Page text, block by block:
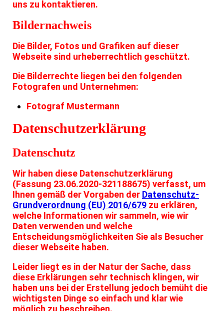
uns zu kontaktieren.
Bildernachweis
Die Bilder, Fotos und Grafiken auf dieser
Webseite sind urheberrechtlich geschützt.
Die Bilderrechte liegen bei den folgenden
Fotografen und Unternehmen:
Fotograf Mustermann
Datenschutzerklärung
Datenschutz
Wir haben diese Datenschutzerklärung
(Fassung 23.06.2020-321188675) verfasst, um
Ihnen gemäß der Vorgaben der Datenschutz-
Grundverordnung (EU) 2016/679 zu erklären,
welche Informationen wir sammeln, wie wir
Daten verwenden und welche
Entscheidungsmöglichkeiten Sie als Besucher
dieser Webseite haben.
Leider liegt es in der Natur der Sache, dass
diese Erklärungen sehr technisch klingen, wir
haben uns bei der Erstellung jedoch bemüht die
wichtigsten Dinge so einfach und klar wie
möglich zu beschreiben.